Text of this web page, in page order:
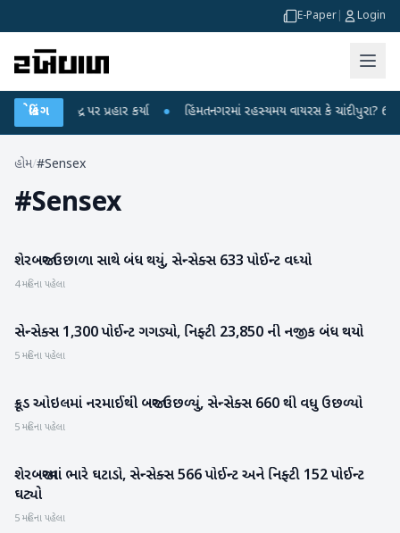
E-Paper Login
બ્રેકિંગ
કેન્દ્ર પર પ્રહાર કર્યા ● હિંમતનગરમાં રહસ્યમય વાયરસ કે ચાંદીપુરા? 6
હોમ/#Sensex
#Sensex
બિઝનેસ
શેરબજાર ઉછાળા સાથે બંધ થયું, સેન્સેક્સ 633 પોઈન્ટ વધ્યો
4 મહિના પહેલા
બિઝનેસ
સેન્સેક્સ 1,300 પોઈન્ટ ગગડ્યો, નિફ્ટી 23,850 ની નજીક બંધ થયો
5 મહિના પહેલા
બિઝનેસ
ક્રૂડ ઓઇલમાં નરમાઈથી બજાર ઉછળ્યું, સેન્સેક્સ 660 થી વધુ ઉછળ્યો
5 મહિના પહેલા
બિઝનેસ
શેરબજારમાં ભારે ઘટાડો, સેન્સેક્સ 566 પોઈન્ટ અને નિફ્ટી 152 પોઈન્ટ
ઘટ્યો
5 મહિના પહેલા